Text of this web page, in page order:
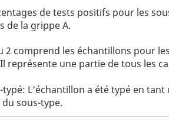
de tests positifs pour les
de la grippe A.
tableau 2 - note
2 comprend les échantillons pour
représente une partie de tous les
tableau 2 - note
typé: L'échantillon a été typé en
sous-type.
tableau 2 - note